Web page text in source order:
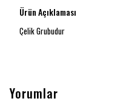
Ürün Açıklaması
Çelik Grubudur
Yorumlar